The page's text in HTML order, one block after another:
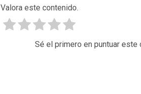
Valora este contenido.
Sé el primero en puntuar este